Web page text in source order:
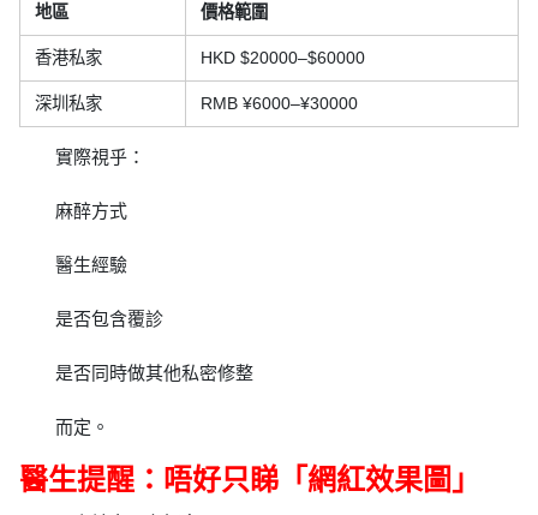
地區 價格範圍
香港私家 HKD $20000–$60000
深圳私家 RMB ¥6000–¥30000
實際視乎：
麻醉方式
醫生經驗
是否包含覆診
是否同時做其他私密修整
而定。
醫生提醒：唔好只睇「網紅效果圖」